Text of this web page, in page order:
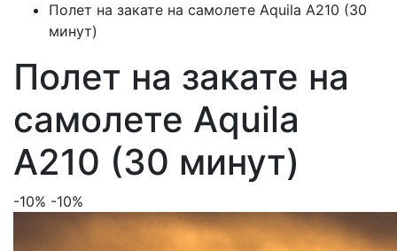
Полет на закате на самолете Aquila A210 (30
минут)
Полет на закате на
самолете Aquila
A210 (30 минут)
-10% -10%